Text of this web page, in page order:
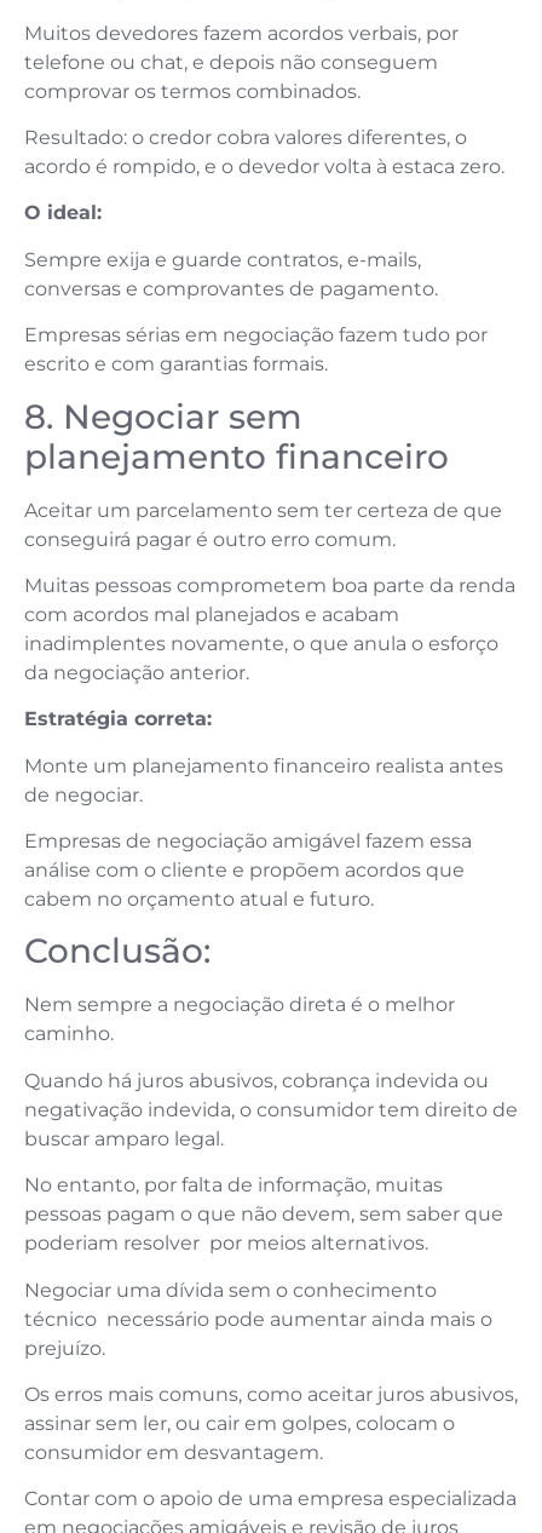
Muitos devedores fazem acordos verbais, por
telefone ou chat, e depois não conseguem
comprovar os termos combinados.
Resultado: o credor cobra valores diferentes, o
acordo é rompido, e o devedor volta à estaca zero.
O ideal:
Sempre exija e guarde contratos, e-mails,
conversas e comprovantes de pagamento.
Empresas sérias em negociação fazem tudo por
escrito e com garantias formais.
8. Negociar sem
planejamento financeiro
Aceitar um parcelamento sem ter certeza de que
conseguirá pagar é outro erro comum.
Muitas pessoas comprometem boa parte da renda
com acordos mal planejados e acabam
inadimplentes novamente, o que anula o esforço
da negociação anterior.
Estratégia correta:
Monte um planejamento financeiro realista antes
de negociar.
Empresas de negociação amigável fazem essa
análise com o cliente e propõem acordos que
cabem no orçamento atual e futuro.
Conclusão:
Nem sempre a negociação direta é o melhor
caminho.
Quando há juros abusivos, cobrança indevida ou
negativação indevida, o consumidor tem direito de
buscar amparo legal.
No entanto, por falta de informação, muitas
pessoas pagam o que não devem, sem saber que
poderiam resolver por meios alternativos.
Negociar uma dívida sem o conhecimento
técnico necessário pode aumentar ainda mais o
prejuízo.
Os erros mais comuns, como aceitar juros abusivos,
assinar sem ler, ou cair em golpes, colocam o
consumidor em desvantagem.
Contar com o apoio de uma empresa especializada
em negociações amigáveis e revisão de juros